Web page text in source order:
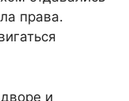
права.
и